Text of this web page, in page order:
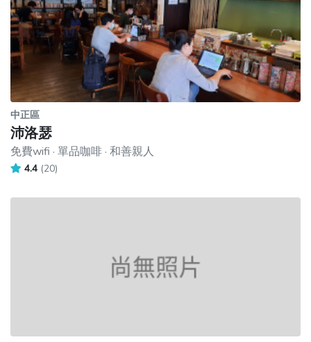
中正區
沛洛瑟
免費wifi · 單品咖啡 · 和善親人
4.4 (20)